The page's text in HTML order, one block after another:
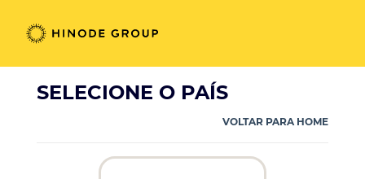
SELECIONE O PAÍS
VOLTAR PARA HOME